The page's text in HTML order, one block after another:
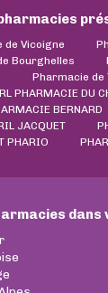
de Vicoigne
Bourghelles
Pharmacie de
PHARMACIE DU
BERNARD
JACQUET
PHARIO